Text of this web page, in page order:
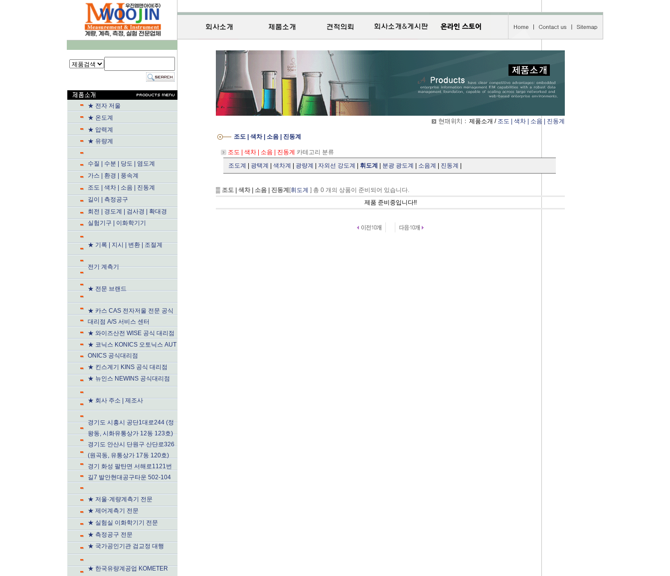
★ 전자 저울
★ 온도계
★ 압력계
★ 유량계
수질 | 수분 | 당도 | 염도계
가스 | 환경 | 풍속계
조도 | 색차 | 소음 | 진동계
길이 | 측정공구
회전 | 경도계 | 검사경 | 확대경
실험기구 | 이화학기기
★ 기록 | 지시 | 변환 | 조절계
전기 계측기
★ 전문 브랜드
★ 카스 CAS 전자저울 전문 공식
대리점 A/S 서비스 센터
★ 와이즈산전 WISE 공식 대리점
★ 코닉스 KONICS 오토닉스 AUT
ONICS 공식대리점
★ 킨스계기 KINS 공식 대리점
★ 뉴인스 NEWINS 공식대리점
★ 회사 주소 | 제조사
경기도 시흥시 공단1대로244 (정
왕동, 시화유통상가 12동 123호)
경기도 안산시 단원구 산단로326
(원곡동, 유통상가 17동 120호)
경기 화성 팔탄면 서해로1121번
길7 발안현대공구타운 502-104
★ 저울·계량계측기 전문
★ 제어계측기 전문
★ 실험실 이화학기기 전문
★ 측정공구 전문
★ 국가공인기관 검교정 대행
★ 한국유량계공업 KOMETER
제품소개 / 조도 | 색차 | 소음 | 진동계
조도 | 색차 | 소음 | 진동계
조도 | 색차 | 소음 | 진동계 카테고리 분류
조도계
광택계 색차계 광량계 자외선 강도계 휘도계 분광 광도계 소음계 진동계
▒ 조도 | 색차 | 소음 | 진동계 [휘도계 ] 총 0 개의 상품이 준비되어 있습니다.
제품 준비중입니다!!